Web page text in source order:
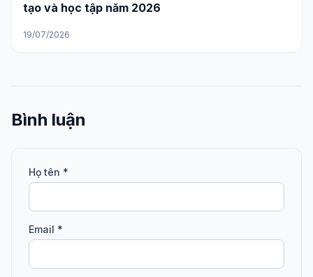
tạo và học tập năm 2026
19/07/2026
Bình luận
Họ tên *
Email *